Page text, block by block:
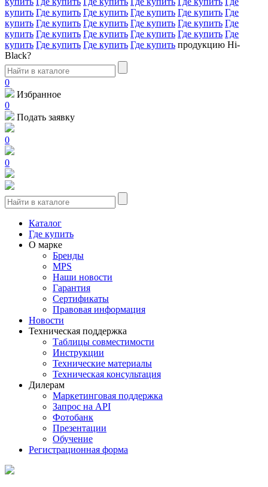
купить Где купить Где купить Где купить Где купить Где
купить Где купить Где купить Где купить Где купить Где
купить Где купить Где купить Где купить Где купить Где
купить Где купить Где купить Где купить продукцию Hi-
Black?
0
Избранное
0
Подать заявку
0
0
Каталог
Где купить
О марке
Бренды
MPS
Наши новости
Гарантия
Сертификаты
Правовая информация
Новости
Техническая поддержка
Таблицы совместимости
Инструкции
Технические материалы
Техническая консультация
Дилерам
Маркетинговая поддержка
Запрос на API
Фотобанк
Презентации
Обучение
Регистрационная форма